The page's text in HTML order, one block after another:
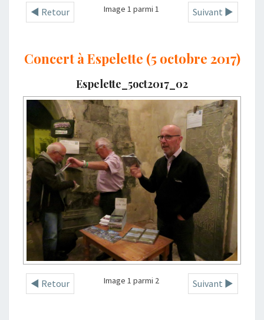
◄ Retour Suivant ►
Image 1 parmi 1
Concert à Espelette (5 octobre 2017)
Espelette_5oct2017_02
◄ Retour Suivant ►
Image 1 parmi 2